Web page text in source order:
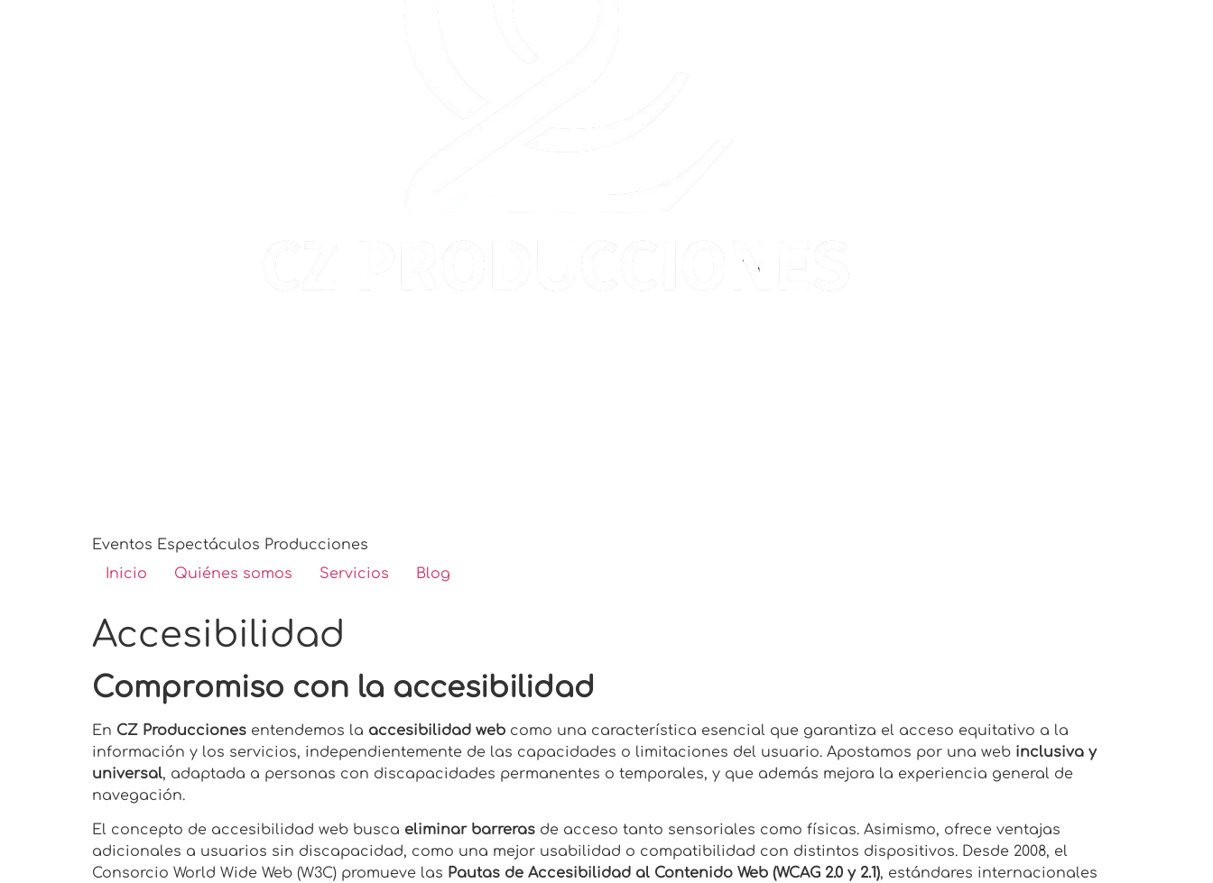
Eventos Espectáculos Producciones
Inicio
Quiénes somos Servicios Blog
Accesibilidad
Compromiso con la accesibilidad
En CZ Producciones entendemos la accesibilidad web como una característica esencial que garantiza el acceso equitativo a la
información y los servicios, independientemente de las capacidades o limitaciones del usuario. Apostamos por una web inclusiva y
universal, adaptada a personas con discapacidades permanentes o temporales, y que además mejora la experiencia general de
navegación.
El concepto de accesibilidad web busca eliminar barreras de acceso tanto sensoriales como físicas. Asimismo, ofrece ventajas
adicionales a usuarios sin discapacidad, como una mejor usabilidad o compatibilidad con distintos dispositivos. Desde 2008, el
Consorcio World Wide Web (W3C) promueve las Pautas de Accesibilidad al Contenido Web (WCAG 2.0 y 2.1), estándares internacionales